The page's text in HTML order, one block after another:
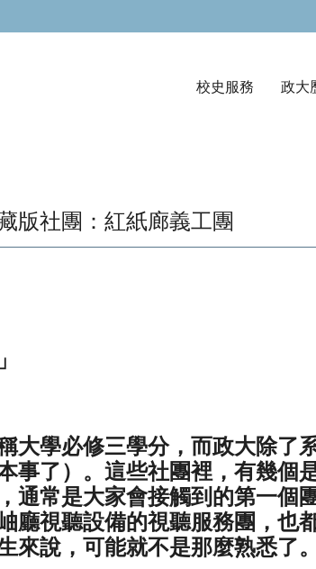
校史服務 政大
版社團：紅紙廊義工團
大學必修三學分，而政大除了
事了）。這些社團裡，有幾個
通常是大家會接觸到的第一個
廳視聽設備的視聽服務團，也
來說，可能就不是那麼熟悉了。